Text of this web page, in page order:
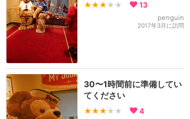
★★★ ★★ 13
penguin
2017年3月に訪問
30〜1時間前に準備してい
てください
★★★ ★★ 4